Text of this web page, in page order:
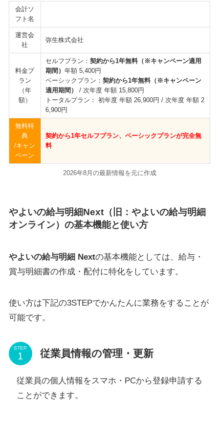
会計ソ
フト名
運営会
社
弥生株式会社
料金プ
ラン
（年
額）
セルフプラン：契約から1年無料（※キャンペーン適用
期間）年額 5,400円
ベーシックプラン：契約から1年無料（※キャンペーン
適用期間）
/ 次年度 年額 15,800円
トータルプラン： 初年度 年額 26,900円 / 次年度 年額 2
6,900円
無料特
典
/キャン
ペーン
契約から1年セルフプラン、ベーシックプランが完全無
料
2026年8月の最新情報を元に作成
やよいの給与明細Next（旧：やよいの給与明細
オンライン）の基本機能と使い方
やよいの給与明細 Nextの基本機能としては、給与・
賞与明細書の作成・配付に特化をしています。
使い方は下記の3STEPでかんたんに業務をすることが
可能です。
STEP 従業員情報の管理・更新
従業員の個人情報をスマホ・PCから登録申請する
ことができます。